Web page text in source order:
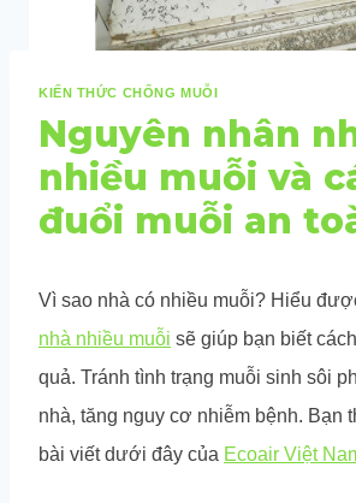
KIẾN THỨC CHỐNG MUỖI
Nguyên nhân
nhiều muỗi và
đuổi muỗi an
Vì sao nhà có nhiều muỗi? Hiểu
nhà nhiều muỗi sẽ giúp bạn biết
quả. Tránh tình trạng muỗi sinh sôi
nhà, tăng nguy cơ nhiễm bệnh. Bạn
bài viết dưới đây của Ecoair Việt